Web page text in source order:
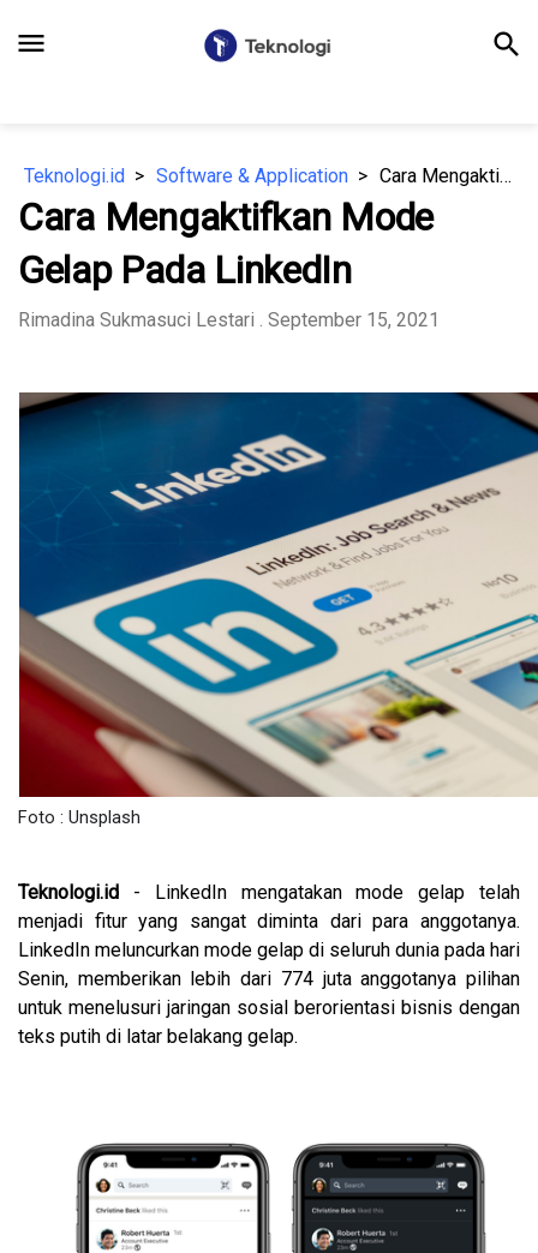
menu search
Teknologi.id Software & Application Cara Mengaktifkan Mode Gelap Pada LinkedIn
Cara Mengaktifkan Mode
Gelap Pada LinkedIn
Rimadina Sukmasuci Lestari . September 15, 2021
Foto : Unsplash
Teknologi.id
- LinkedIn mengatakan mode gelap telah
menjadi fitur yang sangat diminta dari para anggotanya.
LinkedIn meluncurkan mode gelap di seluruh dunia pada hari
Senin, memberikan lebih dari 774 juta anggotanya pilihan
untuk menelusuri jaringan sosial berorientasi bisnis dengan
teks putih di latar belakang gelap.